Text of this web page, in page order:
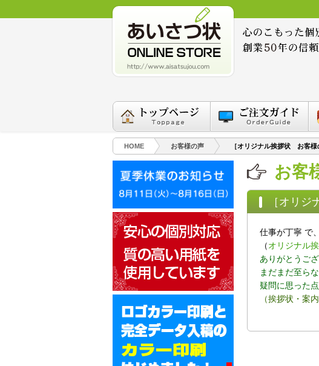
HOME お客様の声 ［オリジナル挨拶状 お客
お客
［オリ
仕事が丁寧 で
（オリジナル
ありがとうござ
まだまだ至ら
疑問に思った
（挨拶状・案